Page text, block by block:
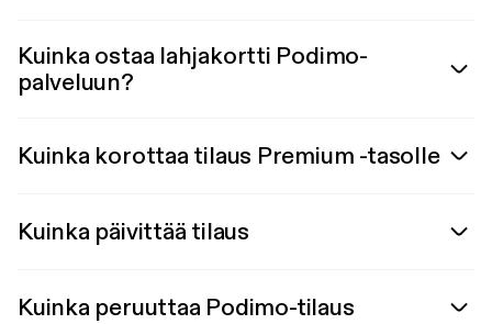
Kuinka ostaa lahjakortti Podimo-
palveluun?
Kuinka korottaa tilaus Premium -tasolle
Kuinka päivittää tilaus
Kuinka peruuttaa Podimo-tilaus